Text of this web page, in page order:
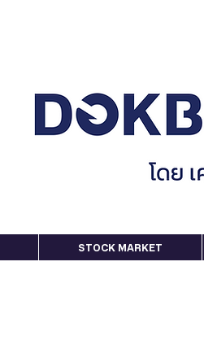
STOCK MARKET